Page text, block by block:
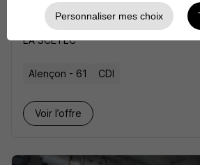
Responsable de Chantier
Chauffage H/F
LA SCETEC
Alençon - 61 CDI
Voir l’offre
Personnaliser mes choix